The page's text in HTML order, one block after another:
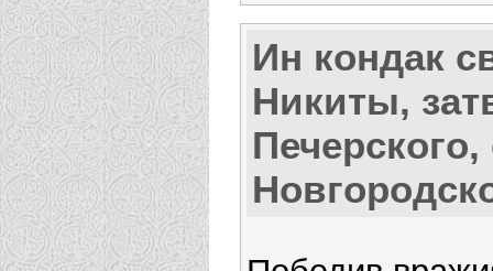
Ин кондак
Никиты,
Печерского,